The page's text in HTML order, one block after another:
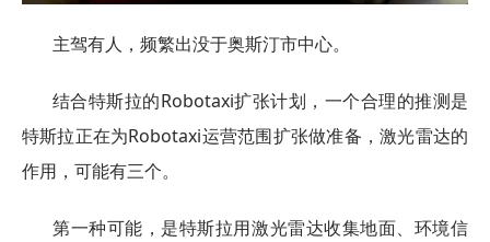
主驾有人，频繁出没于奥斯汀市中心。
结合特斯拉的Robotaxi扩张计划，一个合理的推测是
特斯拉正在为Robotaxi运营范围扩张做准备，激光雷达的
作用，可能有三个。
第一种可能，是特斯拉用激光雷达收集地面、环境信